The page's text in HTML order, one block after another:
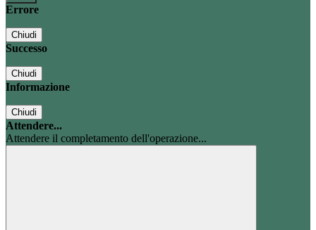
Errore
Chiudi
Successo
Chiudi
Informazione
Chiudi
Attendere...
Attendere il completamento dell'operazione...